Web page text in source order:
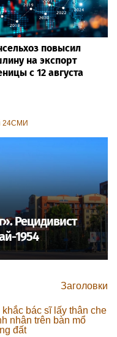
повысил
на экспорт
с 12 августа
24СМИ
Рецидивист
1954
Заголовки
khắc bác sĩ lấy thân che
nhân trên bàn mổ
đất